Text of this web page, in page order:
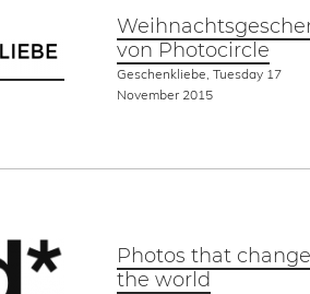
von Photocircle
Geschenkliebe, Tuesday 17
November 2015
Photos that change
the world